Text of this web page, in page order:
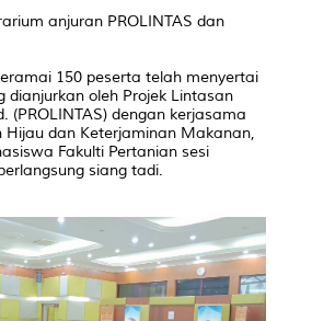
anjuran PROLINTAS dan
150 peserta telah menyertai
dianjurkan oleh Projek Lintasan
(PROLINTAS) dengan kerjasama
Hijau dan Keterjaminan Makanan,
Fakulti Pertanian sesi
siang tadi.